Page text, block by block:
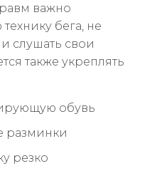
важно
бега, не
слушать свои
также укреплять
обувь
разминки
резко